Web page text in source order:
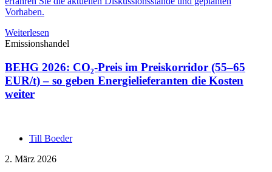
Vorhaben.
Weiterlesen
Emissionshandel
BEHG 2026: CO₂-Preis im Preiskorridor (55–65
EUR/t) – so geben Energielieferanten die Kosten
weiter
Till Boeder
2. März 2026